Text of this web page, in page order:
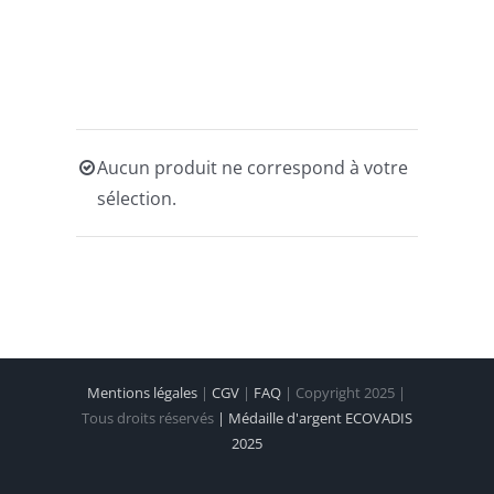
Aucun produit ne correspond à votre
sélection.
Mentions légales |CGV | FAQ | Copyright 2025 |
Tous droits réservés | Médaille d'argent ECOVADIS
2025